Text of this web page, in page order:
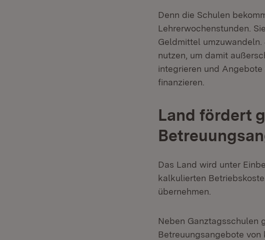
Denn die Schulen
Lehrerwochenstunden.
Geldmittel
nutzen, um damit
integrieren und
finanzieren.
Land fördert
Das Land wird unter
kalkulierten
übernehmen.
Neben Ganztagsschulen
Betreuungsangebote von